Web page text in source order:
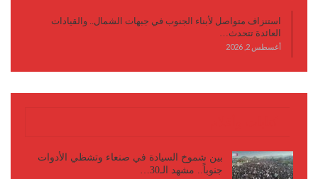
استنزاف متواصل لأبناء الجنوب في جبهات الشمال.. والقيادات
العائدة تتحدث…
أغسطس 2, 2026
بين شموخ السيادة في صنعاء وتشظي الأدوات
جنوباً.. مشهد الـ30…